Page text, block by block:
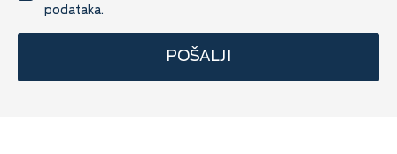
podataka.
POŠALJI